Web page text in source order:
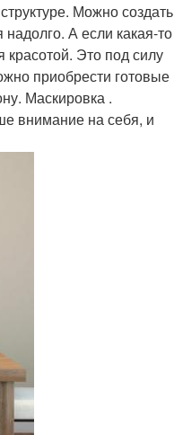
Можно создать
А если какая-то
красотой. Это под силу
приобрести готовые
Маскировка .
внимание на себя, и